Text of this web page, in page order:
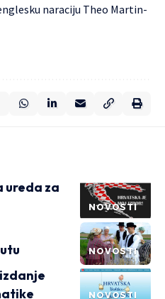
naraciju Theo Martin-
NOVOSTI
ureda za
NOVOSTI
NOVOSTI